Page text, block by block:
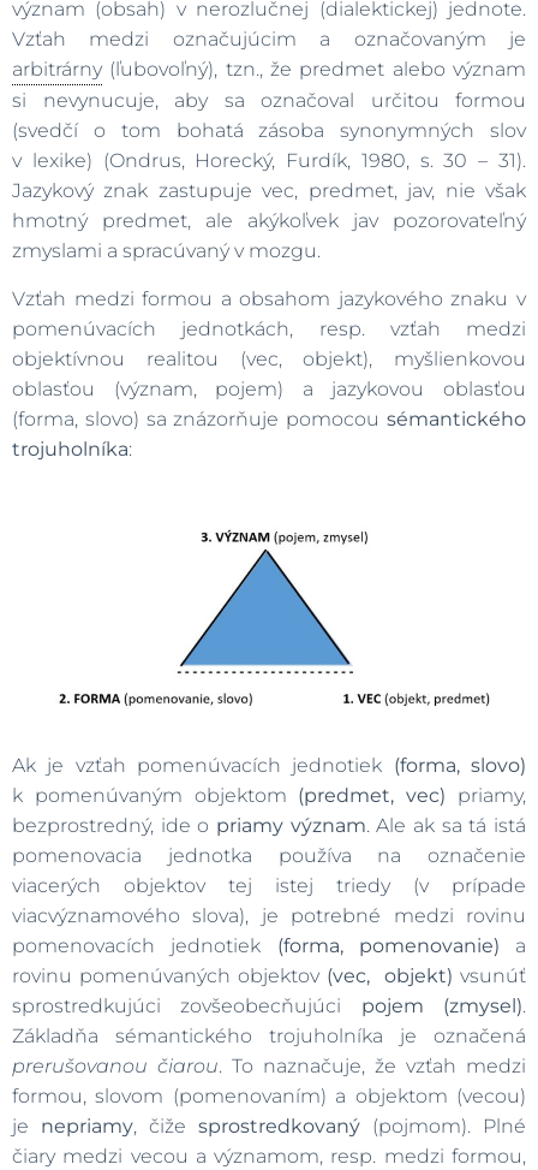
význam (obsah) v nerozlučnej (dialektickej) jednote.
Vzťah medzi označujúcim a označovaným je
arbitrárny (ľubovoľný), tzn., že predmet alebo význam
si nevynucuje, aby sa označoval určitou formou
(svedčí o tom bohatá zásoba synonymných slov
v lexike) (Ondrus, Horecký, Furdík, 1980, s. 30 – 31).
Jazykový znak zastupuje vec, predmet, jav, nie však
hmotný predmet, ale akýkoľvek jav pozorovateľný
zmyslami a spracúvaný v mozgu.
Vzťah medzi formou a obsahom jazykového znaku v
pomenúvacích jednotkách, resp. vzťah medzi
objektívnou realitou (vec, objekt), myšlienkovou
oblasťou (význam, pojem) a jazykovou oblasťou
(forma, slovo) sa znázorňuje pomocou sémantického
trojuholníka:
Ak je vzťah pomenúvacích jednotiek (forma, slovo)
k pomenúvaným objektom (predmet, vec) priamy,
bezprostredný, ide o priamy význam. Ale ak sa tá istá
pomenovacia jednotka používa na označenie
viacerých objektov tej istej triedy (v prípade
viacvýznamového slova), je potrebné medzi rovinu
pomenovacích jednotiek (forma, pomenovanie) a
rovinu pomenúvaných objektov (vec, objekt) vsunúť
sprostredkujúci zovšeobecňujúci pojem (zmysel).
Základňa sémantického trojuholníka je označená
prerušovanou čiarou. To naznačuje, že vzťah medzi
formou, slovom (pomenovaním) a objektom (vecou)
je nepriamy, čiže sprostredkovaný (pojmom). Plné
čiary medzi vecou a významom, resp. medzi formou,